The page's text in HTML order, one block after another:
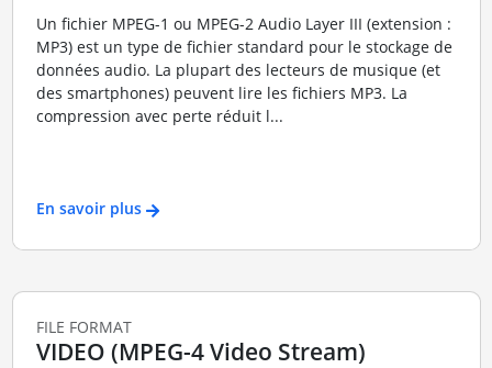
Un fichier MPEG-1 ou MPEG-2 Audio Layer III (extension :
MP3) est un type de fichier standard pour le stockage de
données audio. La plupart des lecteurs de musique (et
des smartphones) peuvent lire les fichiers MP3. La
compression avec perte réduit l...
En savoir plus
FILE FORMAT
VIDEO (MPEG-4 Video Stream)